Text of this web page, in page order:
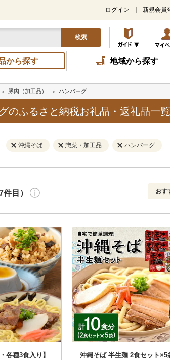
ログイン 新規会員
検索
から探す 地域から探す
豚肉（加工品） ハンバーグ
のふるさと納税お礼品・返礼品一覧
沖縄そば 惣菜・加工品 ハンバーグ
円
解除
ド決済
とめて支払い
解
発送種別 解
通常
冷蔵便
冷凍便
件目） おす
新着
レビ
レビ
寄付
寄付
各種3食入り】
沖縄そば 半生麺 2食セット×5